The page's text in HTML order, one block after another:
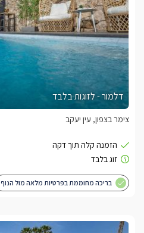
דלמור - לזוגות בלבד
צימר בצפון, עין יעקב
בריכה מחוממת בפרטיות מלאה מול הנוף